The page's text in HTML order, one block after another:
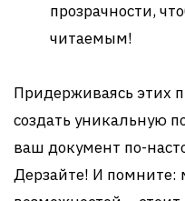
прозрачности,
читаемым!
Придерживаясь этих
создать уникальную
ваш документ по-
Дерзайте! И помните: